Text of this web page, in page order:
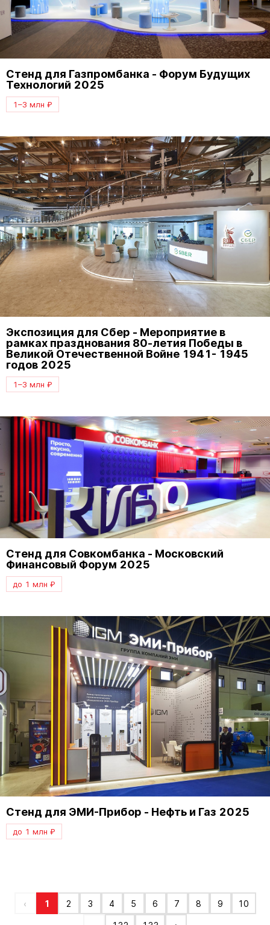
Стенд для Газпромбанка - Форум Будущих
Технологий 2025
1–3 млн ₽
Экспозиция для Сбер - Мероприятие в
рамках празднования 80-летия Победы в
Великой Отечественной Войне 1941- 1945
годов 2025
1–3 млн ₽
Стенд для Совкомбанка - Московский
Финансовый Форум 2025
до 1 млн ₽
Стенд для ЭМИ-Прибор - Нефть и Газ 2025
до 1 млн ₽
‹ 1 2 3 4 5 6 7 8 9 10